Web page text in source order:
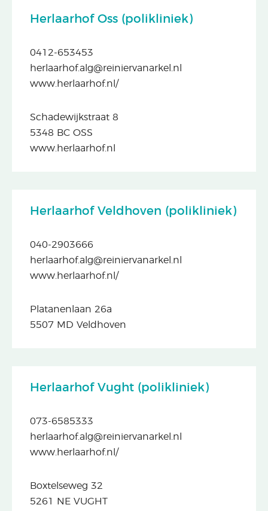
Herlaarhof Oss (polikliniek)
0412-653453
herlaarhof.alg@reiniervanarkel.nl
www.herlaarhof.nl/
Schadewijkstraat 8
5348 BC OSS
www.herlaarhof.nl
Herlaarhof Veldhoven (polikliniek)
040-2903666
herlaarhof.alg@reiniervanarkel.nl
www.herlaarhof.nl/
Platanenlaan 26a
5507 MD Veldhoven
Herlaarhof Vught (polikliniek)
073-6585333
herlaarhof.alg@reiniervanarkel.nl
www.herlaarhof.nl/
Boxtelseweg 32
5261 NE VUGHT